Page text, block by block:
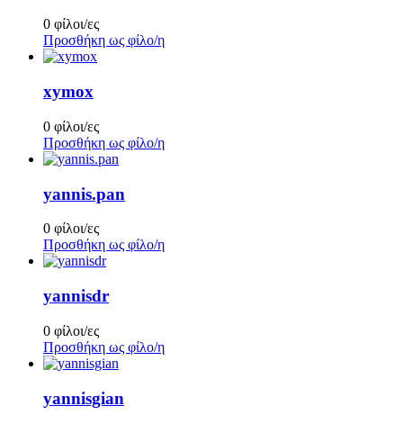
0 φίλοι/ες
Προσθήκη ως φίλο/η
xymox
0 φίλοι/ες
Προσθήκη ως φίλο/η
yannis.pan
0 φίλοι/ες
Προσθήκη ως φίλο/η
yannisdr
0 φίλοι/ες
Προσθήκη ως φίλο/η
yannisgian